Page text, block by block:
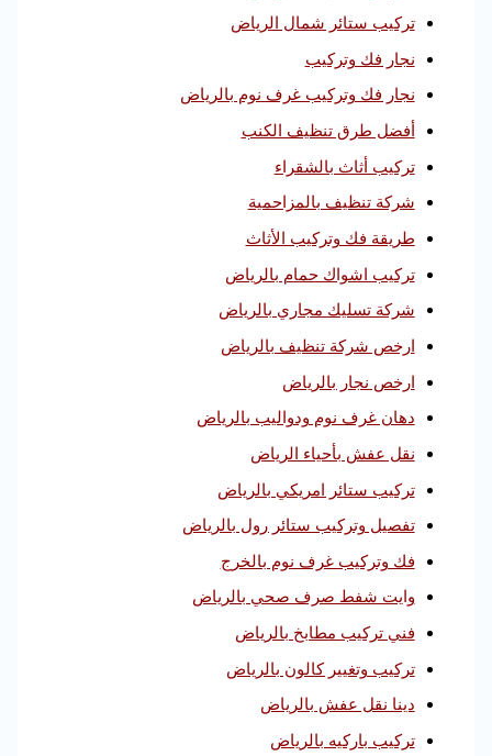
تركيب ستائر شمال الرياض
نجار فك وتركيب
نجار فك وتركيب غرف نوم بالرياض
أفضل طرق تنظيف الكنب
تركيب أثاث بالشقراء
شركة تنظيف بالمزاحمية
طريقة فك وتركيب الأثاث
تركيب اشواك حمام بالرياض
شركة تسليك مجاري بالرياض
ارخص شركة تنظيف بالرياض
ارخص نجار بالرياض
دهان غرف نوم ودواليب بالرياض
نقل عفش بأحياء الرياض
تركيب ستائر امريكي بالرياض
تفصيل وتركيب ستائر رول بالرياض
فك وتركيب غرف نوم بالخرج
وايت شفط صرف صحي بالرياض
فني تركيب مطابخ بالرياض
تركيب وتغيير كالون بالرياض
دينا نقل عفش بالرياض
تركيب باركيه بالرياض